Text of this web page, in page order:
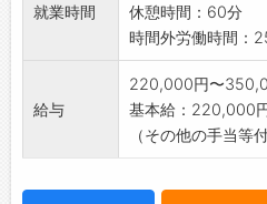
就業時間
休憩時間：60分
時間外労働時間：
給与
220,000円〜
基本給：220,000
（その他の手当等